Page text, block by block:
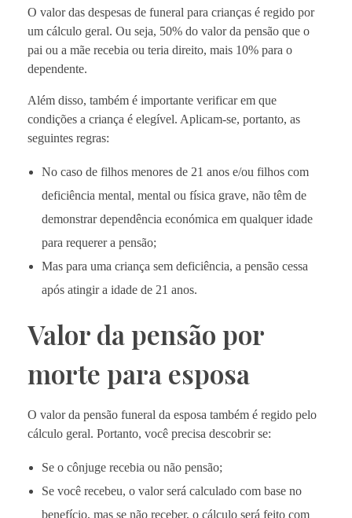
O valor das despesas de funeral para crianças é regido por
um cálculo geral. Ou seja, 50% do valor da pensão que o
pai ou a mãe recebia ou teria direito, mais 10% para o
dependente.
Além disso, também é importante verificar em que
condições a criança é elegível. Aplicam-se, portanto, as
seguintes regras:
No caso de filhos menores de 21 anos e/ou filhos com
deficiência mental, mental ou física grave, não têm de
demonstrar dependência económica em qualquer idade
para requerer a pensão;
Mas para uma criança sem deficiência, a pensão cessa
após atingir a idade de 21 anos.
Valor da pensão por
morte para esposa
O valor da pensão funeral da esposa também é regido pelo
cálculo geral. Portanto, você precisa descobrir se:
Se o cônjuge recebia ou não pensão;
Se você recebeu, o valor será calculado com base no
benefício, mas se não receber, o cálculo será feito com